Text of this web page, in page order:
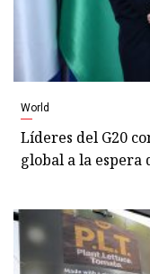
World
Líderes del G20
global a la espera